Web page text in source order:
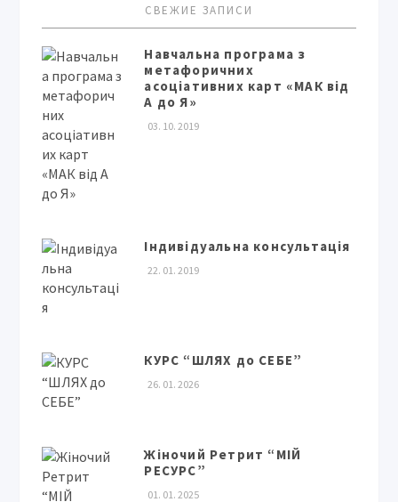
СВЕЖИЕ ЗАПИСИ
Навчальна програма з
метафоричних
асоціативних карт «МАК від
А до Я»
03. 10. 2019
Індивідуальна консультація
22. 01. 2019
КУРС “ШЛЯХ до СЕБЕ”
26. 01. 2026
Жіночий Ретрит “МІЙ
РЕСУРС”
01. 01. 2025